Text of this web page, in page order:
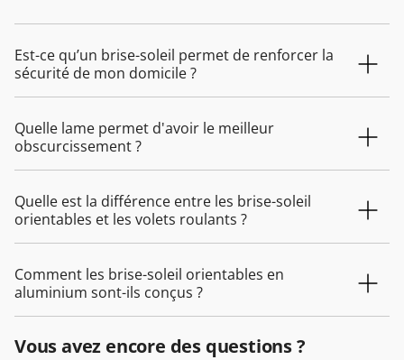
Est-ce qu’un brise-soleil permet de renforcer la
sécurité de mon domicile ?
Quelle lame permet d'avoir le meilleur
obscurcissement ?
Quelle est la différence entre les brise-soleil
orientables et les volets roulants ?
Comment les brise-soleil orientables en
aluminium sont-ils conçus ?
Vous avez encore des questions ?